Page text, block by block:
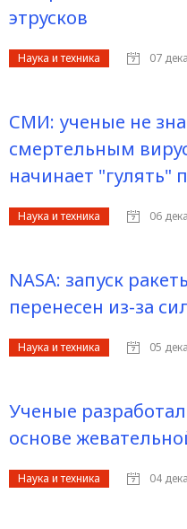
этрусков
Наука и техника 07
СМИ: ученые не
смертельным
начинает "гулять"
Наука и техника 06
NASA: запуск
перенесен из-за
Наука и техника 05
Ученые
основе
Наука и техника 04